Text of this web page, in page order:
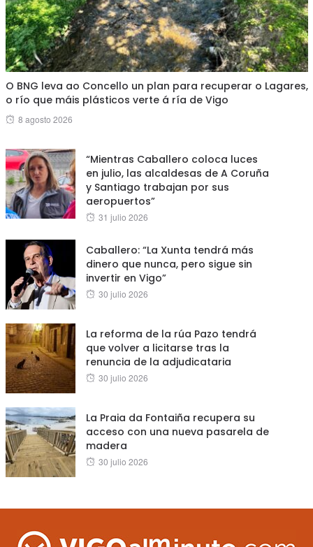
O BNG leva ao Concello un plan para recuperar o Lagares,
o río que máis plásticos verte á ría de Vigo
Posted
8 agosto 2026
“Mientras Caballero coloca luces
en julio, las alcaldesas de A Coruña
y Santiago trabajan por sus
aeropuertos”
Posted
31 julio 2026
Caballero: “La Xunta tendrá más
dinero que nunca, pero sigue sin
invertir en Vigo”
Posted
30 julio 2026
La reforma de la rúa Pazo tendrá
que volver a licitarse tras la
renuncia de la adjudicataria
Posted
30 julio 2026
La Praia da Fontaiña recupera su
acceso con una nueva pasarela de
madera
Posted
30 julio 2026